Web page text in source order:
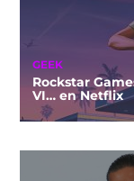
GEEK
Rockstar
VI… en Netflix